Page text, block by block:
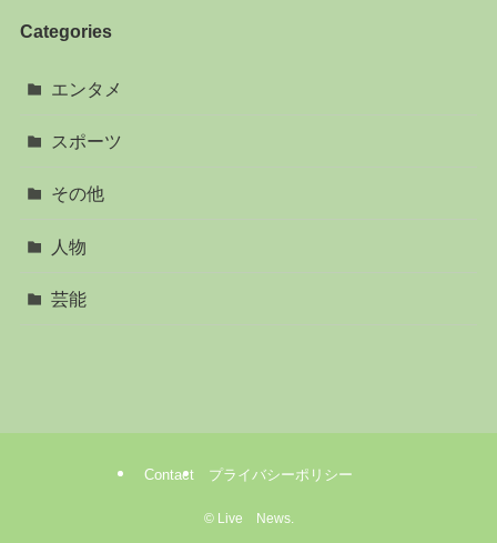
Categories
エンタメ
スポーツ
その他
人物
芸能
Contact プライバシーポリシー
©Live News.